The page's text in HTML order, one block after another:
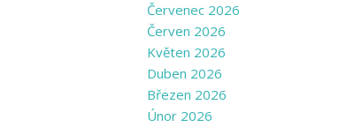
Červenec 2026
Červen 2026
Květen 2026
Duben 2026
Březen 2026
Únor 2026